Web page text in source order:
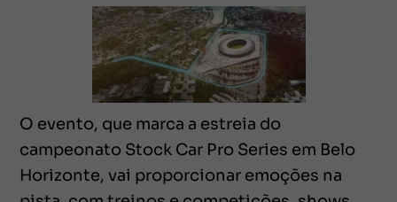
O evento, que marca a estreia do
campeonato Stock Car Pro Series em Belo
Horizonte, vai proporcionar emoções na